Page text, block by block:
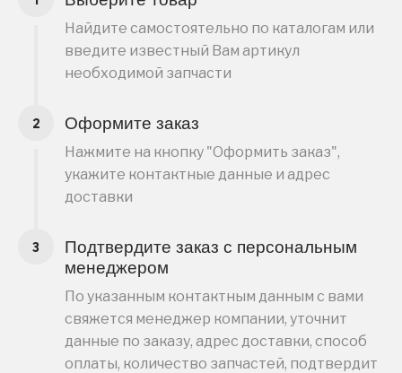
Найдите самостоятельно по каталогам или
введите известный Вам артикул
необходимой запчасти
Оформите заказ
Нажмите на кнопку "Оформить заказ",
укажите контактные данные и адрес
доставки
Подтвердите заказ с персональным
менеджером
По указанным контактным данным с вами
свяжется менеджер компании, уточнит
данные по заказу, адрес доставки, способ
оплаты, количество запчастей, подтвердит